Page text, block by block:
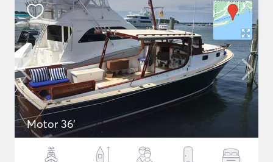
Motor 36'